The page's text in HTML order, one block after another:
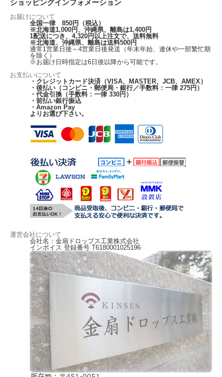
ショッピングインフォメーション
お届けについて
全国一律 850円（税込）
※北海道1,000円、沖縄県、離島は1,400円
1配送につき、4,320円以上注文で、送料無料
※北海道、沖縄県、離島は送料500円
通常1営業日後～4営業日後発送（年末年始、連休や一部繁忙期
を除く）
※お届け日時指定は6日後以降から可能です。
お支払いについて
・クレジットカード決済（VISA、MASTER、JCB、AMEX）
・後払い（コンビニ・郵便局・銀行／手数料：一律 275円）
・代金引換（手数料：一律 330円）
・前払い銀行振込
・Amazon Pay
よりお選び下さい。
運営会社について
会社名：金扇ドロップス工業株式会社
インボイス 登録番号 T6180001025196